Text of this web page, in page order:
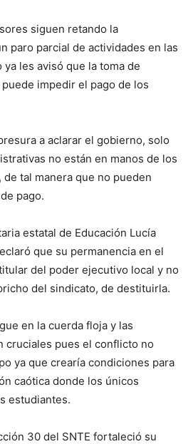
siguen retando la
paro parcial de actividades en las
les avisó que la toma de
impedir el pago de los
a aclarar el gobierno, solo
no están en manos de los
tal manera que no pueden
pago.
estatal de Educación Lucía
que su permanencia en el
del poder ejecutivo local y no
del sindicato, de destituirla.
en la cuerda floja y las
cruciales pues el conflicto no
ya que crearía condiciones para
caótica donde los únicos
estudiantes.
30 del SNTE fortaleció su